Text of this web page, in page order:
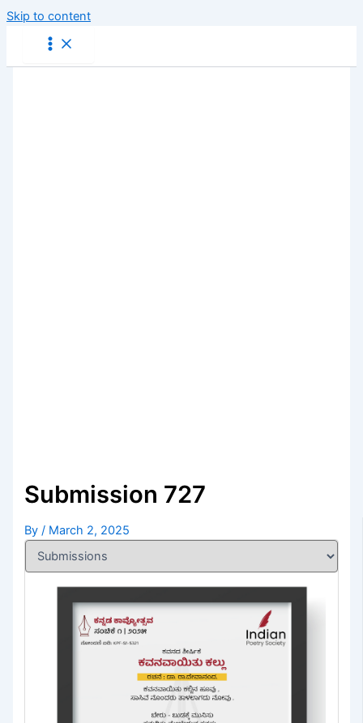
Skip to content
Submission 727
By/ March 2, 2025